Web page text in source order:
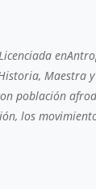
Maestra
población
los